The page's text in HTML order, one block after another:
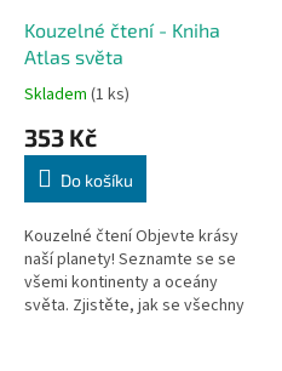
Kouzelné čtení - Kniha
Atlas světa
Skladem (1 ks)
353 Kč
Do košíku
Kouzelné čtení Objevte krásy
naší planety! Seznamte se se
všemi kontinenty a oceány
světa. Zjistěte, jak se všechny